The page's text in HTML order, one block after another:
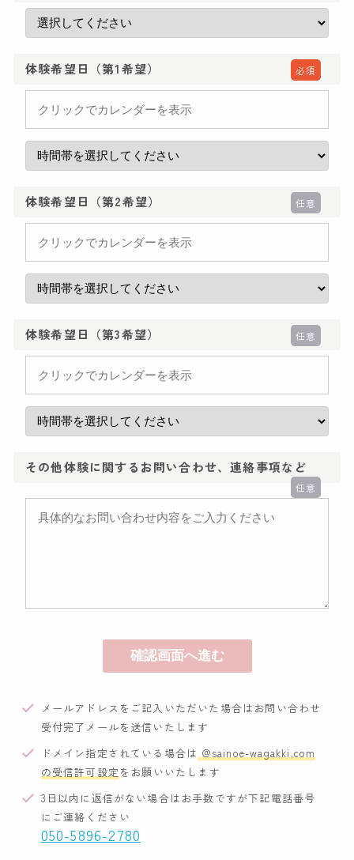
体験希望日（第1希望） 必須
体験希望日（第2希望） 任意
体験希望日（第3希望） 任意
その他体験に関するお問い合わせ、連絡事項など
任意
メールアドレスをご記入いただいた場合はお問い合わせ
受付完了メールを送信いたします
ドメイン指定されている場合は @sainoe-wagakki.com
の受信許可設定 をお願いいたします
3日以内に返信がない場合はお手数ですが下記電話番号
にご連絡ください
050-5896-2780